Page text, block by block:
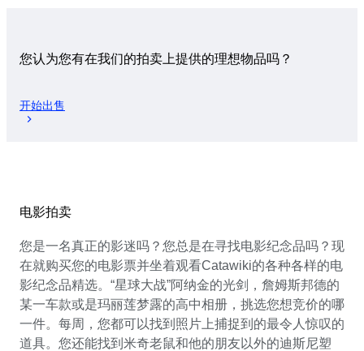
您认为您有在我们的拍卖上提供的理想物品吗？
开始出售
电影拍卖
您是一名真正的影迷吗？您总是在寻找电影纪念品吗？现
在就购买您的电影票并坐着观看Catawiki的各种各样的电
影纪念品精选。“星球大战”阿纳金的光剑，詹姆斯邦德的
某一车款或是玛丽莲梦露的高中相册，挑选您想竞价的哪
一件。每周，您都可以找到照片上捕捉到的最令人惊叹的
道具。您还能找到米奇老鼠和他的朋友以外的迪斯尼塑